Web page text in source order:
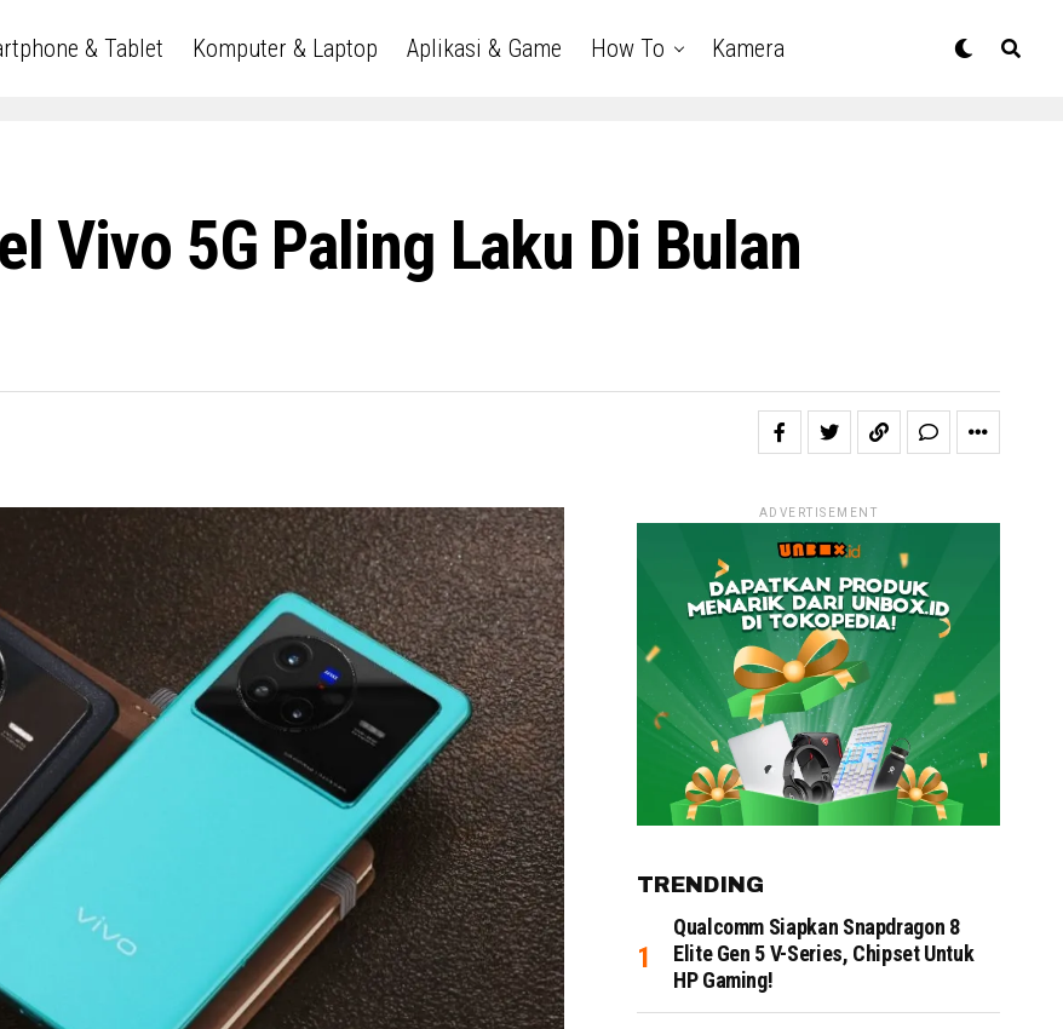
& Tablet Komputer & Laptop Aplikasi & Game How To Kamera
Vivo 5G Paling Laku Di Bulan
ADVERTISEMENT
TRENDING
Qualcomm Siapkan Snapdragon 8
Elite Gen 5 V-Series, Chipset Untuk
HP Gaming!